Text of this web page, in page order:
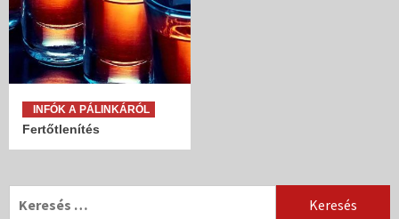
INFÓK A PÁLINKÁRÓL
Fertőtlenítés
Keresés: